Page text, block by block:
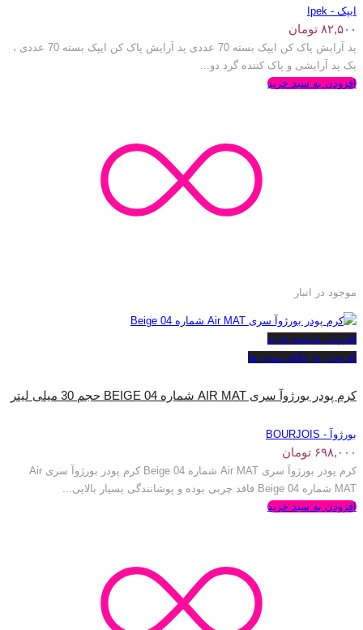
ایپک - Ipek
۸۲,۵۰۰ تومان
پد آرایش پاک کن ایپک بسته 70 عددی پد آرایش پاک کن ایپک بسته 70 عددی ،
یک پد آرایشی و پاک کننده گرد دو...
افزودن به سبد خرید
موجود در انبار
افزودن به سبد خرید
افزودن به علاقه مندی ها
کرم پودر بورژ‌وآ سری AIR MAT شماره BEIGE 04 حجم 30 میلی لیتر
بورژوآ - BOURJOIS
۶۹۸,۰۰۰ تومان
کرم پودر بورژ‌وآ سری Air MAT شماره Beige 04 کرم پودر بورژ‌وآ سری Air
MAT شماره Beige 04 فاقد چربی بوده و پوشانندگی بسیار بالایی...
افزودن به سبد خرید